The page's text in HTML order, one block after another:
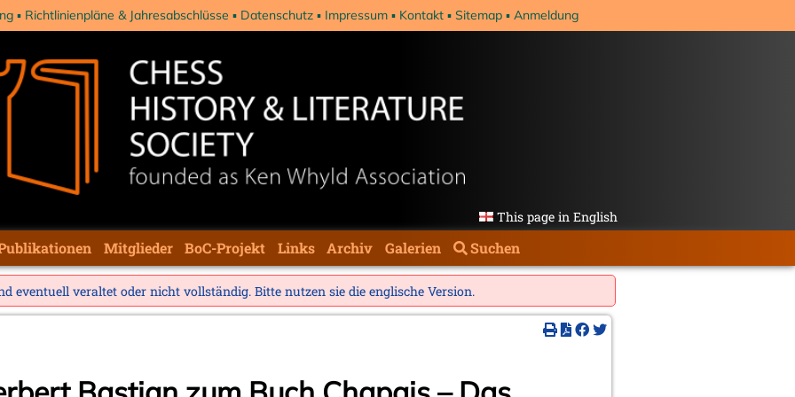
Richtlinienpläne & Jahresabschlüsse Datenschutz Impressum Kontakt Sitemap Anmeldung
This page in English
Mitglieder BoC-Projekt Links Archiv Galerien Suchen
eventuell veraltet oder nicht vollständig. Bitte nutzen sie die englische Version.